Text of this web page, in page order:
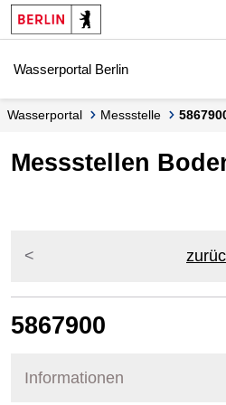
Springe zur Navigation
Springe zum Inhalt
Wasserportal Berlin
Wasserportal Messstelle
Messstellen
5867900
Informationen